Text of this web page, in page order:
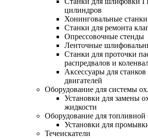
цилиндров
Хонинговальные станки
Станки для ремонта
Опрессовочные стенды
Ленточные
Станки для проточки
распредвалов и
Аксессуары для станков
двигателей
Оборудование для системы
Установки для замены
жидкости
Оборудование для топливной
Установки для
Течеискатели